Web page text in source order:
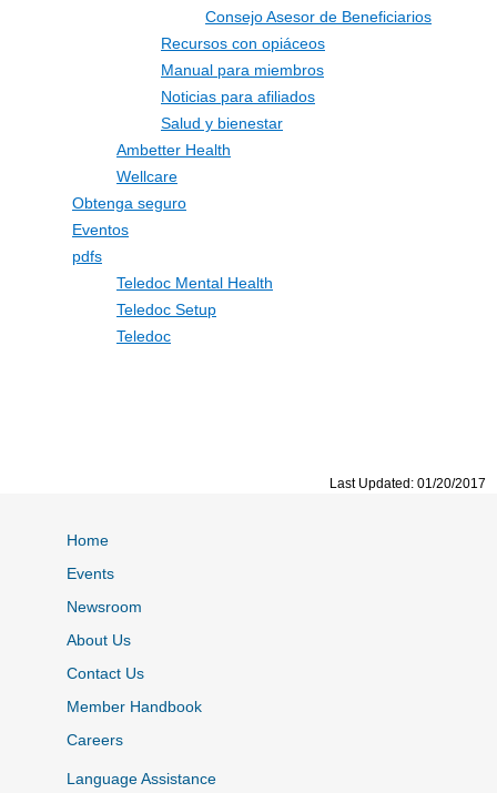
Consejo Asesor de Beneficiarios
Recursos con opiáceos
Manual para miembros
Noticias para afiliados
Salud y bienestar
Ambetter Health
Wellcare
Obtenga seguro
Eventos
pdfs
Teledoc Mental Health
Teledoc Setup
Teledoc
Last Updated: 01/20/2017
Home
Events
Newsroom
About Us
Contact Us
Member Handbook
Careers
Language Assistance